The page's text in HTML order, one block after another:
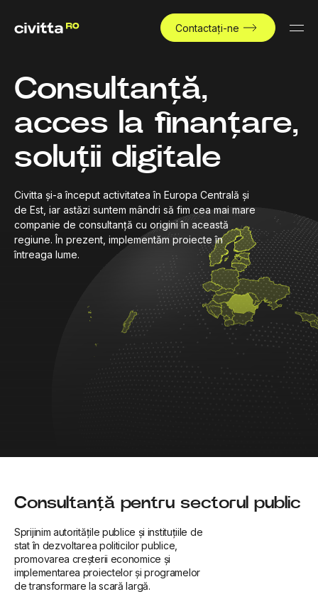
Contactați-ne
Consultanță,
acces la finanțare,
soluții digitale
Civitta și-a început activitatea în Europa Centrală și
de Est, iar astăzi suntem mândri să fim cea mai mare
companie de consultanță cu origini în această
regiune. În prezent, implementăm proiecte în
întreaga lume.
Consultanță pentru sectorul public
Sprijinim autoritățile publice și instituțiile de
stat în dezvoltarea politicilor publice,
promovarea creșterii economice și
implementarea proiectelor și programelor
de transformare la scară largă.